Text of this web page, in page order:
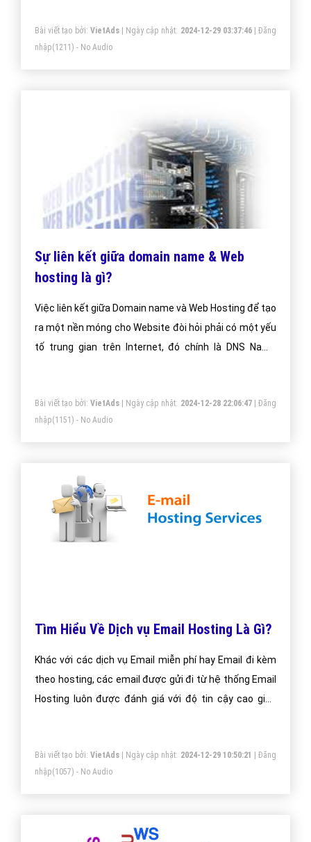
Bài viết tạo bởi: VietAds| Ngày cập nhật: 2024-12-29 03:37:46|Đăng
nhập(1211) - No Audio
Sự liên kết giữa domain name & Web
hosting là gì?
Việc liên kết giữa Domain name và Web Hosting để tạo
ra một nền móng cho Website đòi hỏi phải có một yếu
tố trung gian trên Internet, đó chính là DNS Name
Bài viết tạo bởi: VietAds| Ngày cập nhật: 2024-12-28 22:06:47|Đăng
nhập(1151) - No Audio
Tìm Hiểu Về Dịch vụ Email Hosting Là Gì?
Khác với các dịch vụ Email miễn phí hay Email đi kèm
theo hosting, các email được gửi đi từ hệ thống Email
Hosting luôn được đánh giá với độ tin cậy cao giúp
Bài viết tạo bởi: VietAds| Ngày cập nhật: 2024-12-29 10:50:21 |Đăng
nhập(1057) - No Audio